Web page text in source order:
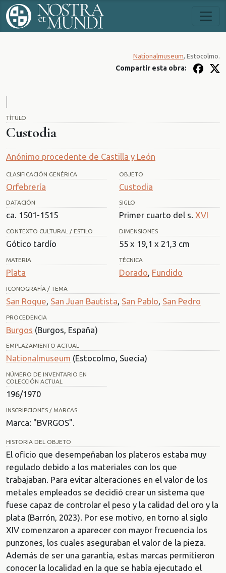
TÍTULO
Custodia
Anónimo procedente de Castilla y León
CLASIFICACIÓN GENÉRICA
Orfebrería
OBJETO
Custodia
DATACIÓN
ca. 1501-1515
SIGLO
Primer cuarto del s. XVI
CONTEXTO CULTURAL / ESTILO
Gótico tardío
DIMENSIONES
55 x 19,1 x 21,3 cm
MATERIA
Plata
TÉCNICA
Dorado, Fundido
ICONOGRAFÍA / TEMA
San Roque San Juan Bautista San Pablo San Pedro
PROCEDENCIA
Burgos (Burgos, España)
EMPLAZAMIENTO ACTUAL
Nationalmuseum (Estocolmo, Suecia)
NÚMERO DE INVENTARIO EN
COLECCIÓN ACTUAL
196/1970
INSCRIPCIONES / MARCAS
Marca: "BVRGOS".
HISTORIA DEL OBJETO
El oficio que desempeñaban los plateros estaba muy
regulado debido a los materiales con los que
trabajaban. Para evitar alteraciones en el valor de los
metales empleados se decidió crear un sistema que
fuese capaz de controlar el peso y la calidad del oro y la
plata (Barrón, 2023). Por ese motivo, en torno al siglo
XIV comenzaron a aparecer con mayor frecuencia los
punzones, los cuales aseguraban el valor de la pieza.
Además de ser una garantía, estas marcas permitieron
conocer la localidad en la que se había ejecutado el
Nationalmuseum, Estocolmo.
Compartir esta obra: